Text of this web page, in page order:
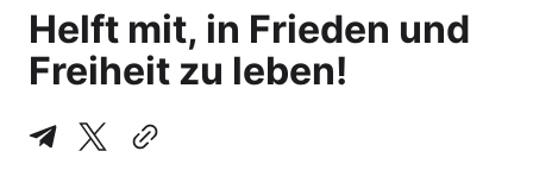
Helft mit, in Frieden und
Freiheit zu leben!